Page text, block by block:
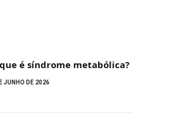
é síndrome metabólica?
JUNHO DE 2026